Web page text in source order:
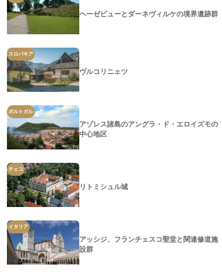
ヘーゼビューとダーネヴィルケの境界遺跡群
スロバキア
ヴルコリニェツ
ポルトガル
アゾレス諸島のアングラ・ド・エロイズモの
中心地区
チェコ
リトミシュル城
イタリア
アッシジ、フランチェスコ聖堂と関連修道施
設群